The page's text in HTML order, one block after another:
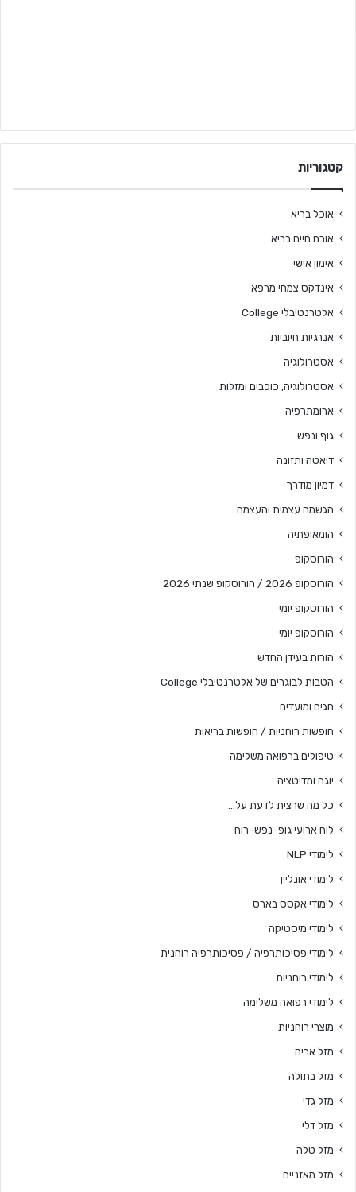
קטגוריות
אוכל בריא
אורח חיים בריא
אימון אישי
אינדקס צמחי מרפא
אלטרנטיבלי College
אנרגיות חיוביות
אסטרולוגיה
אסטרולוגיה, כוכבים ומזלות
ארומתרפיה
גוף ונפש
דיאטה ותזונה
דמיון מודרך
הגשמה עצמית והעצמה
הומאופתיה
הורוסקופ
הורוסקופ 2026 / הורוסקופ שנתי 2026
הורוסקופ יומי
הורוסקופ יומי
הורות בעידן החדש
הטבות לבוגרים של אלטרנטיבלי College
חגים ומועדים
חופשות רוחניות / חופשות בריאות
טיפולים ברפואה משלימה
יוגה ומדיטציה
כל מה שרצית לדעת על…
לוח ארועי גופ-נפש-רוח
לימודי NLP
לימודי אונליין
לימודי אקסס בארס
לימודי מיסטיקה
לימודי פסיכותרפיה / פסיכותרפיה רוחנית
לימודי רוחניות
לימודי רפואה משלימה
מוצרי רוחניות
מזל אריה
מזל בתולה
מזל גדי
מזל דלי
מזל טלה
מזל מאזניים